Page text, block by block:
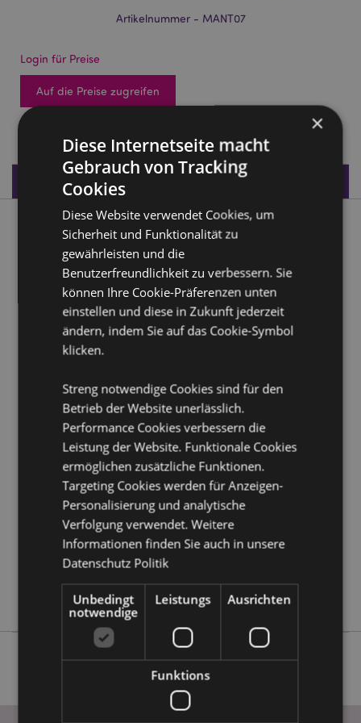
Artikelnummer - MANT07
Login für Preise
Auf die Preise zugreifen
68 auf Lager
Produktdaten
Produktbeschreibung
Wahrsagerhand Flaschenverschluss
Material: Harz, Metall und Gummi
Produkttressourcen:
Möchten Sie mehr über den Einkauf bei Puckator
Kundeninformationen.
Produktattribute
Information
Höhe 14cm Breite 4cm Tiefe 2.5cm
5055071786129
72
0.083000
Keine
Keine
Keine
×
Diese Internetseite macht
Gebrauch von Tracking
Cookies
Diese Website verwendet Cookies, um
Sicherheit und Funktionalität zu
gewährleisten und die
Benutzerfreundlichkeit zu verbessern. Sie
können Ihre Cookie-Präferenzen unten
einstellen und diese in Zukunft jederzeit
ändern, indem Sie auf das Cookie-Symbol
klicken.
Streng notwendige Cookies sind für den
Betrieb der Website unerlässlich.
Performance Cookies verbessern die
Leistung der Website. Funktionale Cookies
ermöglichen zusätzliche Funktionen.
Targeting Cookies werden für Anzeigen-
Personalisierung und analytische
Verfolgung verwendet. Weitere
Informationen finden Sie auch in unsere
Datenschutz Politik
Unbedingt
notwendige
Leistungs Ausrichten
Funktions